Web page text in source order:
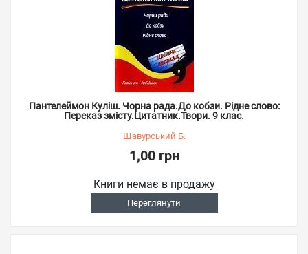
Пантелеймон Куліш. Чорна рада.До кобзи. Рідне слово:
Переказ змісту.Цитатник.Твори. 9 клас.
Щавурський Б.
1,00 грн
Книги немає в продажу
Переглянути